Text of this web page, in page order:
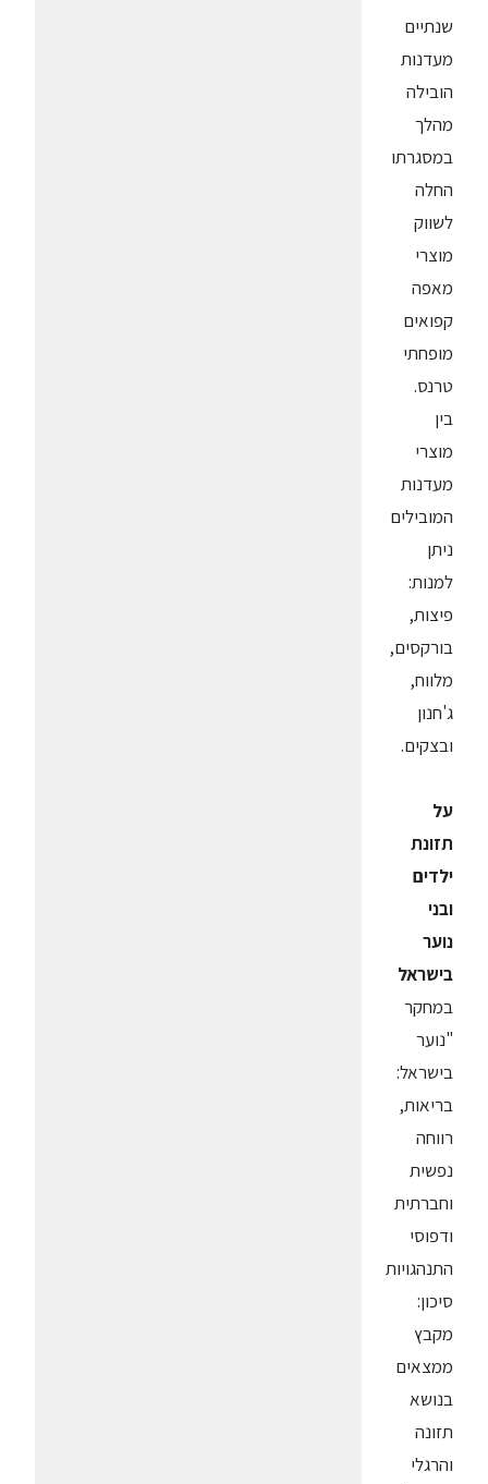
שנתיים
מעדנות
הובילה
מהלך
במסגרתו
החלה
לשווק
מוצרי
מאפה
קפואים
מופחתי
טרנס.
בין
מוצרי
מעדנות
המובילים
ניתן
למנות:
פיצות,
בורקסים,
מלווח,
ג'חנון
ובצקים.
על
תזונת
ילדים
ובני
נוער
בישראל
במחקר
"נוער
בישראל:
בריאות,
רווחה
נפשית
וחברתית
ודפוסי
התנהגויות
סיכון:
מקבץ
ממצאים
בנושא
תזונה
והרגלי